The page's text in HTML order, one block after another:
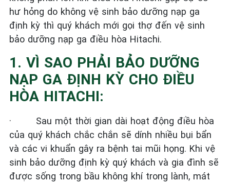
hư hỏng do không vệ sinh bảo dưỡng nạp ga
định kỳ thì quý khách mới gọi thợ đến vệ sinh
bảo dưỡng nạp ga điều hòa Hitachi.
1. VÌ SAO PHẢI BẢO DƯỠNG
NẠP GA ĐỊNH KỲ CHO ĐIỀU
HÒA HITACHI:
· Sau một thời gian dài hoạt động điều hòa
của quý khách chắc chắn sẽ dính nhiều bụi bẩn
và các vi khuẩn gây ra bệnh tai mũi họng. Khi vệ
sinh bảo dưỡng định kỳ quý khách và gia đình sẽ
được sống trong bầu không khí trong lành, mát